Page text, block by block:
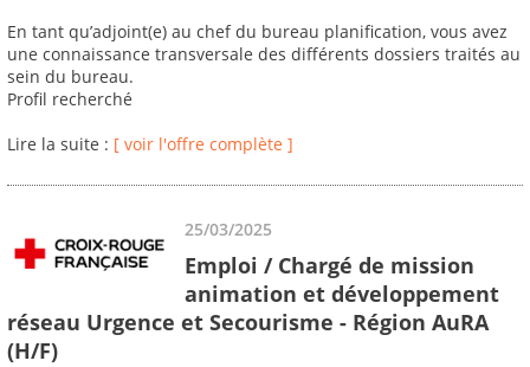
En tant qu’adjoint(e) au chef du bureau planification, vous avez
une connaissance transversale des différents dossiers traités au
sein du bureau.
Profil recherché
Lire la suite : [ voir l'offre complète ]
25/03/2025
Emploi / Chargé de mission
animation et développement
réseau Urgence et Secourisme - Région AuRA
(H/F)